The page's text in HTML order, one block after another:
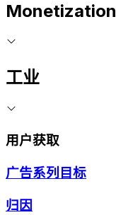
Monetization
工业
用户获取
广告系列目标
归因